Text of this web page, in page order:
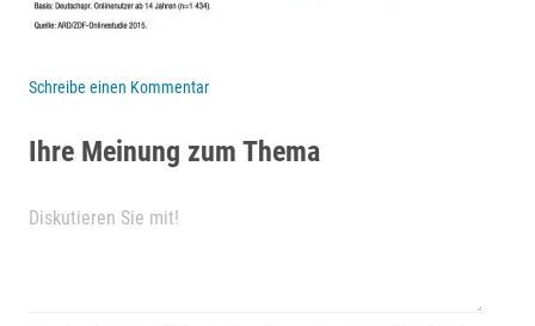
Schreibe einen Kommentar
Ihre Meinung zum Thema